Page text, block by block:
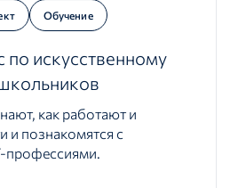
Обучение
по искусственному
как работают и
и познакомятся с
профессиями.